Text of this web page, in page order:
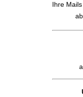
Ihre